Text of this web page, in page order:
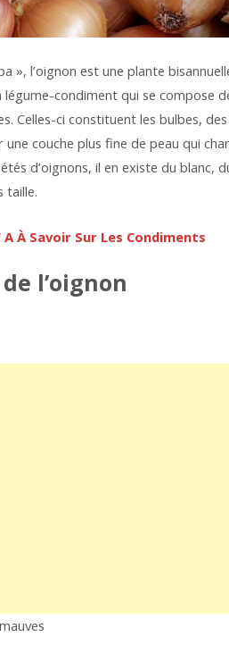
», l’oignon est une plante
légume-condiment qui se compose
Celles-ci constituent les bulbes,
couche plus fine de peau qui
d’oignons, il en existe du blanc,
taille.
A À Savoir Sur Les Condiments
l’oignon